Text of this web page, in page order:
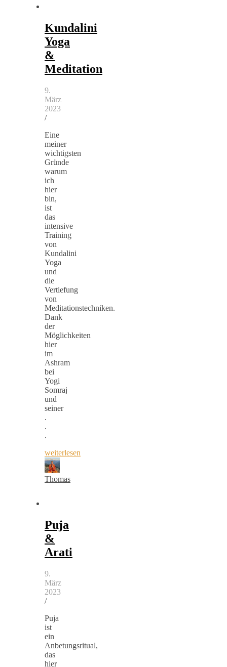
Kundalini
Yoga
&
Meditation
9.
März
2023
/
Eine
meiner
wichtigsten
Gründe
warum
ich
hier
bin,
ist
das
intensive
Training
von
Kundalini
Yoga
und
die
Vertiefung
von
Meditationstechniken.
Dank
der
Möglichkeiten
hier
im
Ashram
bei
Yogi
Somraj
und
seiner
.
.
.
weiterlesen
Thomas
Puja
&
Arati
9.
März
2023
/
Puja
ist
ein
Anbetungsritual,
das
hier